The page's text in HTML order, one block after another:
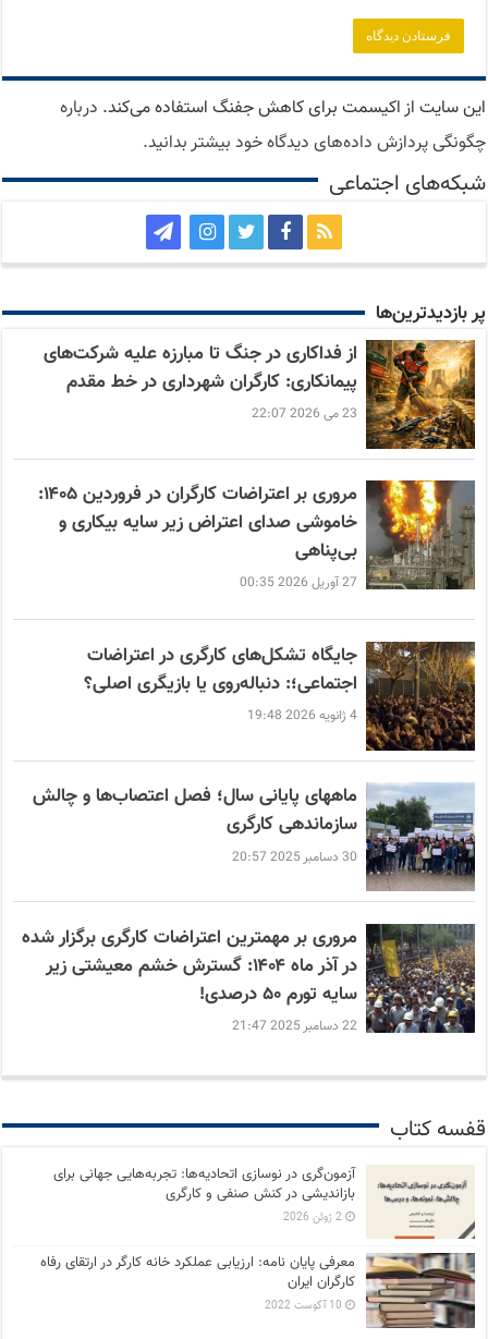
این سایت از اکیسمت برای کاهش جفنگ استفاده می‌کند. درباره
چگونگی پردازش داده‌های دیدگاه خود بیشتر بدانید.
شبکه‌های اجتماعی
پر بازدید‌ترین‌ها
از فداکاری در جنگ تا مبارزه علیه شرکت‌های
پیمانکاری: کارگران شهرداری در خط مقدم
23 می 2026 22:07
مروری بر اعتراضات کارگران در فروردین ۱۴۰۵:
خاموشی صدای اعتراض زیر سایه بیکاری و
بی‌پناهی
27 آوریل 2026 00:35
جایگاه تشکل‌های کارگری در اعتراضات
اجتماعی؛: دنباله‌روی یا بازیگری اصلی؟
4 ژانویه 2026 19:48
ماههای پایانی سال؛ فصل اعتصاب‌ها و چالش
سازماندهی کارگری
30 دسامبر 2025 20:57
مروری بر مهمترین اعتراضات کارگری برگزار شده
در آذر ماه ۱۴۰۴: گسترش خشم معیشتی زیر
سایه تورم ۵۰ درصدی!
22 دسامبر 2025 21:47
قفسه کتاب
آزمون‌گری در نوسازی اتحادیه‌ها: تجربه‌هایی جهانی برای
بازاندیشی در کنش صنفی و کارگری
2 ژوئن 2026
معرفی پایان نامه: ارزیابی عملکرد خانه کارگر در ارتقای رفاه
کارگران ایران
10 آگوست 2022